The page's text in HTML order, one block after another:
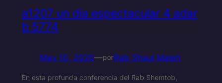
a1207 un dia espectacular 4 adar
b 5774
May 10, 2020—porRab Shaul Maleh
En esta profunda conferencia del Rab Shemtob,